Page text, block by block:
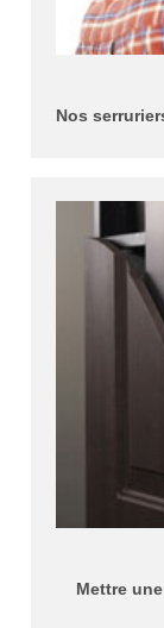
Nos
Mettre